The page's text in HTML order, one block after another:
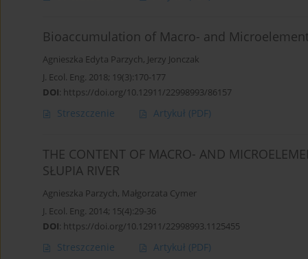
Bioaccumulation of Macro- and
Agnieszka Edyta Parzych, Jerzy Jonczak
J. Ecol. Eng. 2018; 19(3):170-177
DOI: https://doi.org/10.12911/22998993/86157
Streszczenie Artykuł (PDF)
THE CONTENT OF MACRO- AND
SŁUPIA RIVER
Agnieszka Parzych, Małgorzata Cymer
J. Ecol. Eng. 2014; 15(4):29-36
DOI: https://doi.org/10.12911/22998993.1125455
Streszczenie Artykuł (PDF)